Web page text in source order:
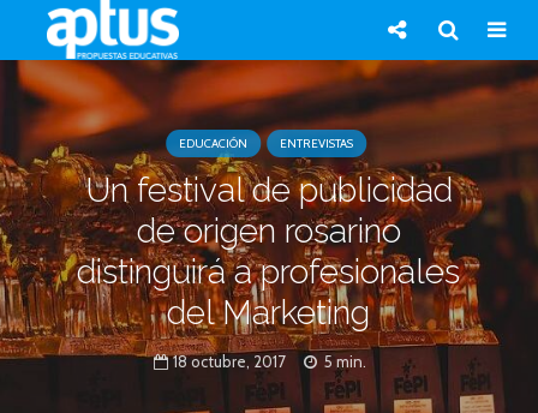
EDUCACIÓN ENTREVISTAS
Un festival de publicidad
de origen rosarino
distinguirá a profesionales
del Marketing
18 octubre, 2017 5 min.